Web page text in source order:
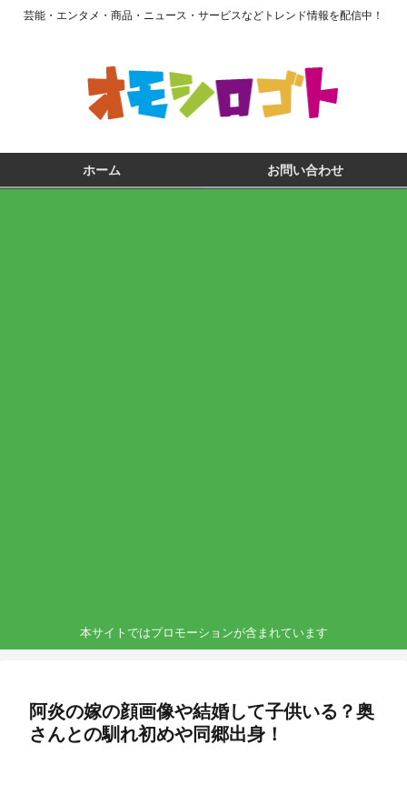
芸能・エンタメ・商品・ニュース・サービスなどトレンド情報を配信中！
ホーム お問い合わせ
本サイトではプロモーションが含まれています
阿炎の嫁の顔画像や結婚して子供いる？奥
さんとの馴れ初めや同郷出身！